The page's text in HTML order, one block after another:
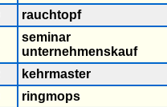
rauchtopf
seminar
unternehmenskauf
kehrmaster
ringmops